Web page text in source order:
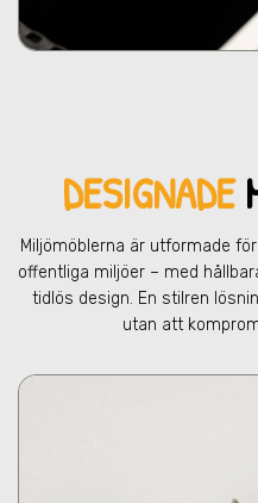
DESIGNADE
Miljömöblerna är utformade
offentliga miljöer – med
tidlös design. En stilren
utan att